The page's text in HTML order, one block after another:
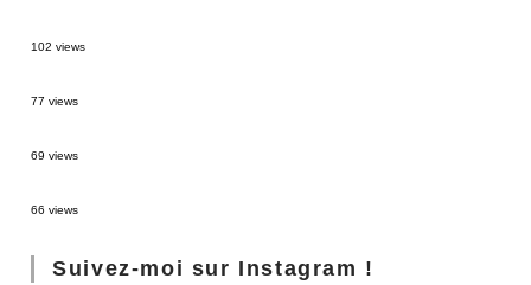
102 views
77 views
69 views
66 views
Suivez-moi sur Instagram !